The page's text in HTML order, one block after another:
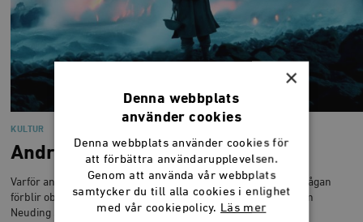
KULTUR
Andra världskrigets stora gåta
Varför anföll inte tyskarna de allierade vid Dunkerque? Den frågan
förblir obesvarad i Chrisopher Nolans storfilm Dunkirk. Martin
Neuding Skoog har sett en riktig nagelbitare där det historiska
×
Denna webbplats
använder cookies
Denna webbplats använder cookies för
att förbättra användarupplevelsen.
Genom att använda vår webbplats
samtycker du till alla cookies i enlighet
med vår cookiepolicy. Läs mer